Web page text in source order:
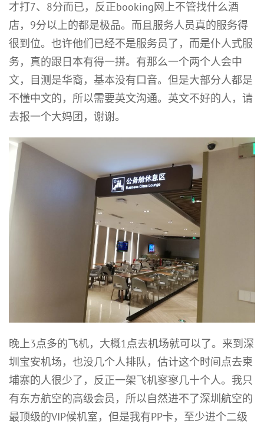
才打7、8分而已，反正booking网上不管找什么酒
店，9分以上的都是极品。而且服务人员真的服务得
很到位。也许他们已经不是服务员了，而是仆人式服
务，真的跟日本有得一拼。有那么一个两个人会中
文，目测是华裔，基本没有口音。但是大部分人都是
不懂中文的，所以需要英文沟通。英文不好的人，请
去报一个大妈团，谢谢。
晚上3点多的飞机，大概1点去机场就可以了。来到深
圳宝安机场，也没几个人排队，估计这个时间点去柬
埔寨的人很少了，反正一架飞机寥寥几十个人。我只
有东方航空的高级会员，所以自然进不了深圳航空的
最顶级的VIP候机室，但是我有PP卡，至少进个二级